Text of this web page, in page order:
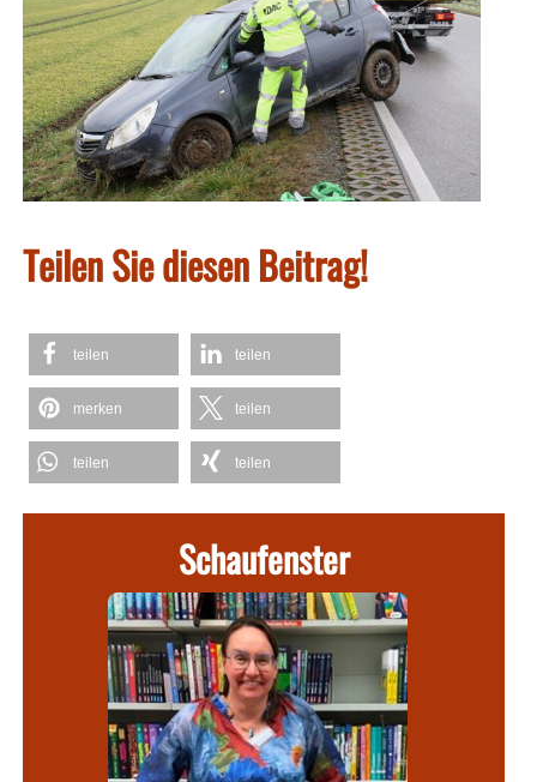
Teilen Sie diesen Beitrag!
teilen teilen
merken teilen
teilen teilen
Schaufenster